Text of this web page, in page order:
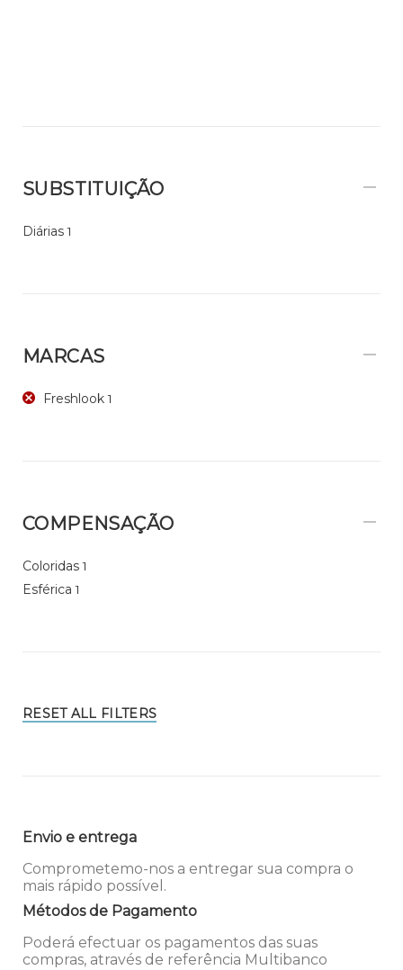
SUBSTITUIÇÃO
Diárias 1
MARCAS
Freshlook 1
COMPENSAÇÃO
Coloridas 1
Esférica 1
RESET ALL FILTERS
Envio e entrega
Comprometemo-nos a entregar sua compra o
mais rápido possível.
Métodos de Pagamento
Poderá efectuar os pagamentos das suas
compras, através de referência Multibanco